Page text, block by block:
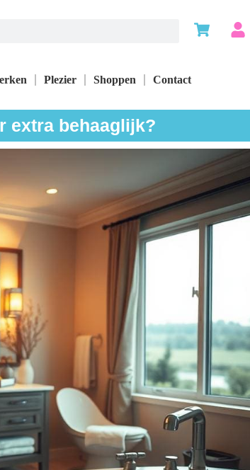
Plezier Shoppen Contact
extra behaaglijk?